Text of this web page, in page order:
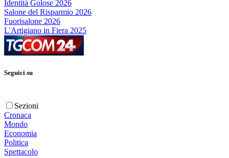
Identità Golose 2026
Salone del Risparmio 2026
Fuorisalone 2026
L'Artigiano in Fiera 2025
Seguici su
Sezioni
Cronaca
Mondo
Economia
Politica
Spettacolo